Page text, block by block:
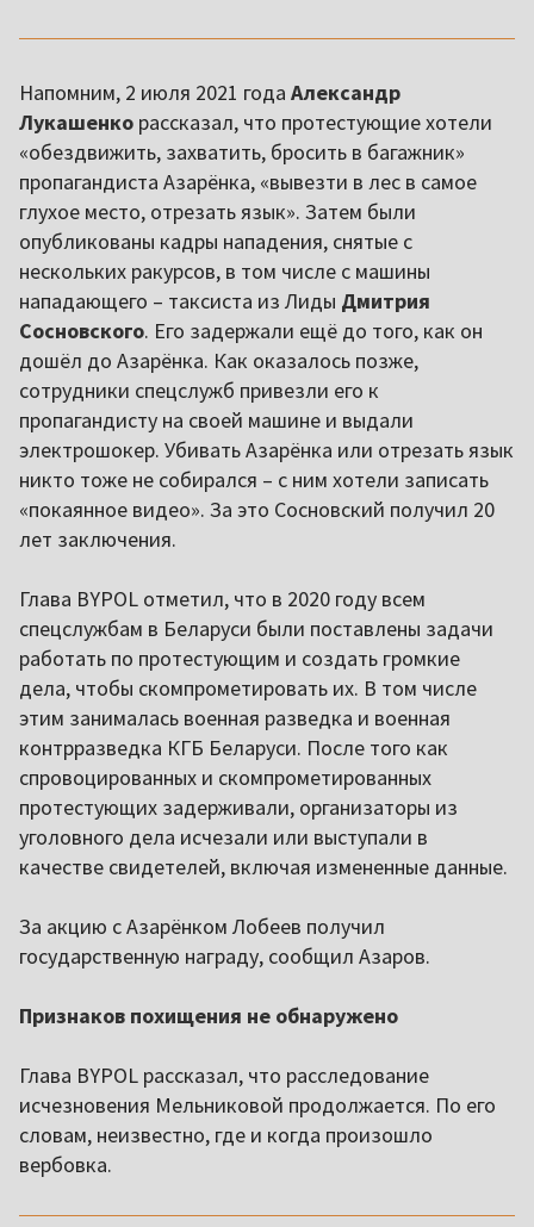
Напомним, 2 июля 2021 года Александр
Лукашенко рассказал, что протестующие хотели
«обездвижить, захватить, бросить в багажник»
пропагандиста Азарёнка, «вывезти в лес в самое
глухое место, отрезать язык». Затем были
опубликованы кадры нападения, снятые с
нескольких ракурсов, в том числе с машины
нападающего – таксиста из Лиды Дмитрия
Сосновского. Его задержали ещё до того, как он
дошёл до Азарёнка. Как оказалось позже,
сотрудники спецслужб привезли его к
пропагандисту на своей машине и выдали
электрошокер. Убивать Азарёнка или отрезать язык
никто тоже не собирался – с ним хотели записать
«покаянное видео». За это Сосновский получил 20
лет заключения.
Глава BYPOL отметил, что в 2020 году всем
спецслужбам в Беларуси были поставлены задачи
работать по протестующим и создать громкие
дела, чтобы скомпрометировать их. В том числе
этим занималась военная разведка и военная
контрразведка КГБ Беларуси. После того как
спровоцированных и скомпрометированных
протестующих задерживали, организаторы из
уголовного дела исчезали или выступали в
качестве свидетелей, включая измененные данные.
За акцию с Азарёнком Лобеев получил
государственную награду, сообщил Азаров.
Признаков похищения не обнаружено
Глава BYPOL рассказал, что расследование
исчезновения Мельниковой продолжается. По его
словам, неизвестно, где и когда произошло
вербовка.